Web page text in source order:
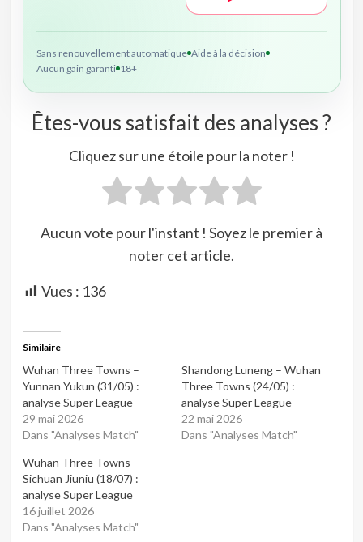
Sans renouvellement automatique Aide à la décision
Aucun gain garanti 18+
Êtes-vous satisfait des analyses ?
Cliquez sur une étoile pour la noter !
Aucun vote pour l'instant ! Soyez le premier à
noter cet article.
Vues : 136
Similaire
Wuhan Three Towns –
Yunnan Yukun (31/05) :
analyse Super League
29 mai 2026
Dans "Analyses Match"
Shandong Luneng – Wuhan
Three Towns (24/05) :
analyse Super League
22 mai 2026
Dans "Analyses Match"
Wuhan Three Towns –
Sichuan Jiuniu (18/07) :
analyse Super League
16 juillet 2026
Dans "Analyses Match"